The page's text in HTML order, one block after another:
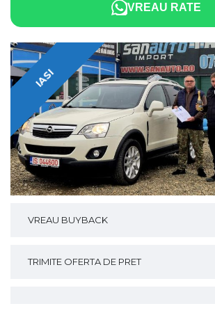
VREAU RATE
IASI
VREAU BUYBACK
TRIMITE OFERTA DE PRET